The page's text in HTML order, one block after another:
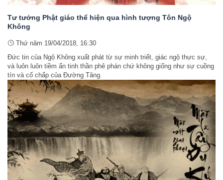
Tư tưởng Phật giáo thể hiện qua hình tượng Tôn Ngộ
Không
Thứ năm 19/04/2018, 16:30
Đức tin của Ngộ Không xuất phát từ sự minh triết, giác ngộ thực sự,
và luôn luôn tiềm ẩn tinh thần phê phán chứ không giống như sự cuồng
tín và cố chấp của Đường Tăng.